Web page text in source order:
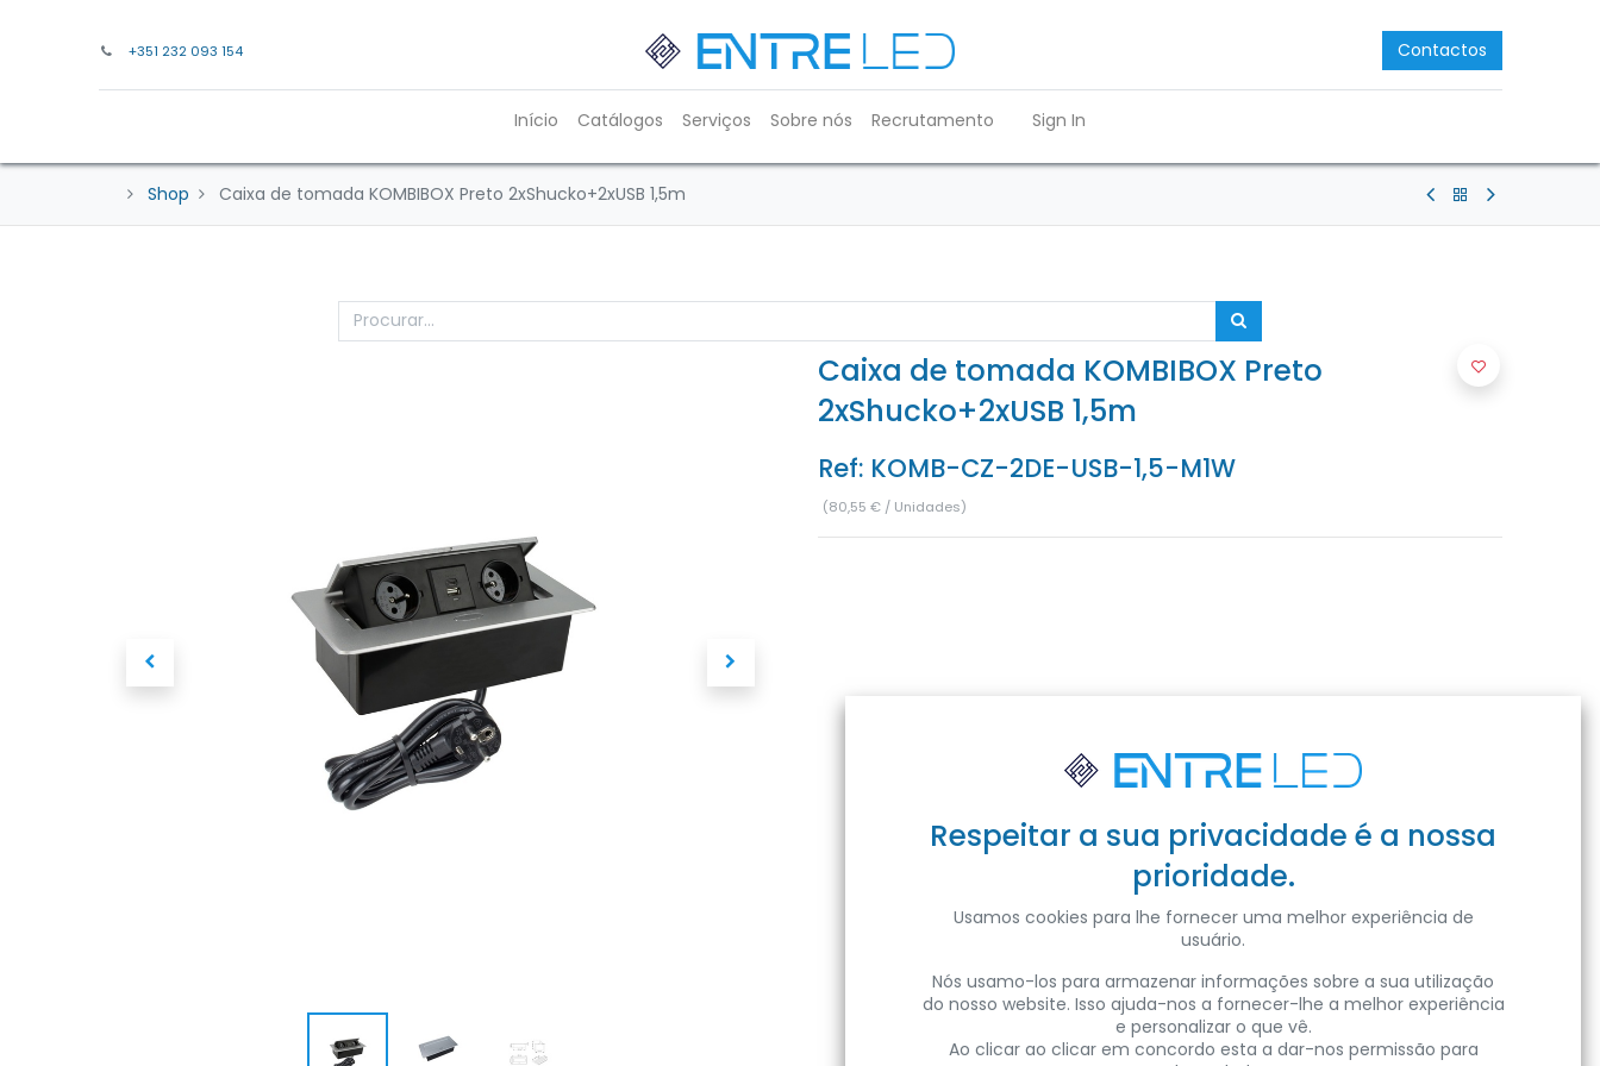
+351 232 093 154 Contactos
Início Catálogos Serviços Sobre nós Recrutamento Sign In
Shop Caixa de tomada KOMBIBOX Preto 2xShucko+2xUSB 1,5m
Caixa de tomada KOMBIBOX Preto
2xShucko+2xUSB 1,5m
Ref: KOMB-CZ-2DE-USB-1,5-M1W
(80,55 € / Unidades)
Respeitar a sua privacidade é a nossa
prioridade.
Usamos cookies para lhe fornecer uma melhor experiência de
usuário.
Nós usamo-los para armazenar informações sobre a sua utilização
do nosso website. Isso ajuda-nos a fornecer-lhe a melhor experiência
e personalizar o que vê.
Ao clicar ao clicar em concordo esta a dar-nos permissão para